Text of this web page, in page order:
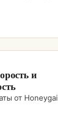
и
от